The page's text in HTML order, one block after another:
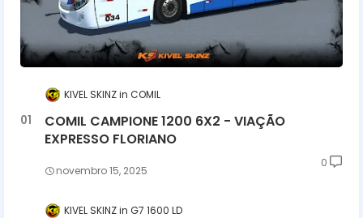
KIVEL SKINZ COMIL
COMIL CAMPIONE 1200 6X2 - VIAÇÃO
EXPRESSO FLORIANO
novembro 15, 2025
0
KIVEL SKINZ G7 1600 LD